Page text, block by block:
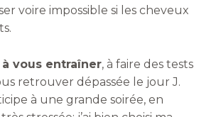
voire impossible si les cheveux
à vous entraîner, à faire des tests
retrouver dépassée le jour J.
à une grande soirée, en